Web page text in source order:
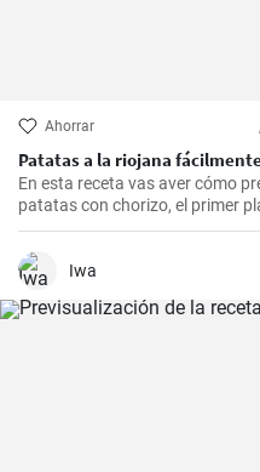
Ahorrar
Patatas a la riojana
En esta receta vas aver cómo
patatas con chorizo, el primer
de La Rioja.
Iwa